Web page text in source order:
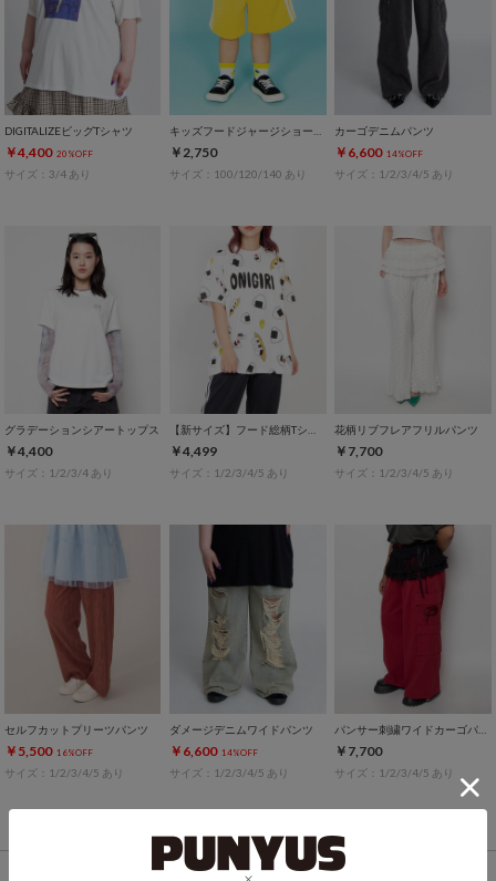
DIGITALIZEビッグTシャツ
￥4,400 20%OFF
サイズ：3/4 あり
￥2,750
サイズ：100/120/140 あり
カーゴデニムパンツ
￥6,600 14%OFF
サイズ：1/2/3/4/5 あり
グラデーションシアートップス
￥4,400
サイズ：1/2/3/4 あり
￥4,499
サイズ：1/2/3/4/5 あり
花柄リブフレアフリルパンツ
￥7,700
サイズ：1/2/3/4/5 あり
セルフカットプリーツパンツ
￥5,500 16%OFF
サイズ：1/2/3/4/5 あり
ダメージデニムワイドパンツ
￥6,600 14%OFF
サイズ：1/2/3/4/5 あり
￥7,700
サイズ：1/2/3/4/5 あり